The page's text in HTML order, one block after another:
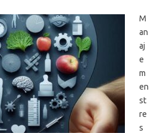
M
an
aj
e
m
en
st
re
s